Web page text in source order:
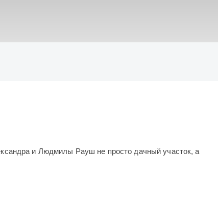
и Людмилы Рауш не просто дачный участок, а